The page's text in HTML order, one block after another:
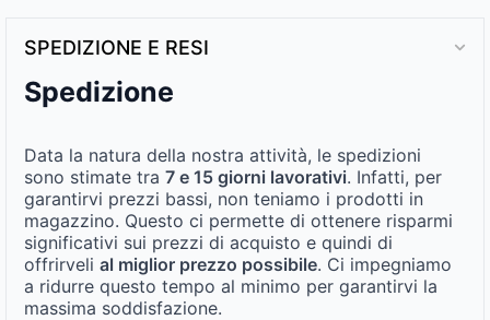
SPEDIZIONE E RESI
Spedizione
Data la natura della nostra attività, le spedizioni
sono stimate tra 7 e 15 giorni lavorativi. Infatti, per
garantirvi prezzi bassi, non teniamo i prodotti in
magazzino. Questo ci permette di ottenere risparmi
significativi sui prezzi di acquisto e quindi di
offrirveli al miglior prezzo possibile. Ci impegniamo
a ridurre questo tempo al minimo per garantirvi la
massima soddisfazione.